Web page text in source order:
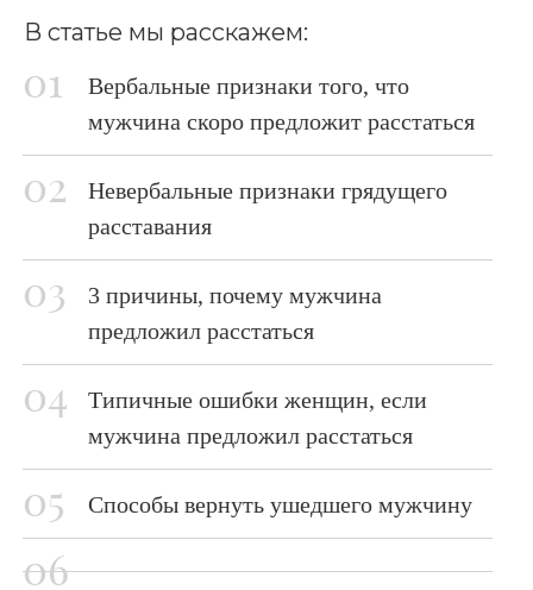
В статье мы расскажем:
Вербальные признаки того, что
мужчина скоро предложит расстаться
Невербальные признаки грядущего
расставания
3 причины, почему мужчина
предложил расстаться
Типичные ошибки женщин, если
мужчина предложил расстаться
Способы вернуть ушедшего мужчину